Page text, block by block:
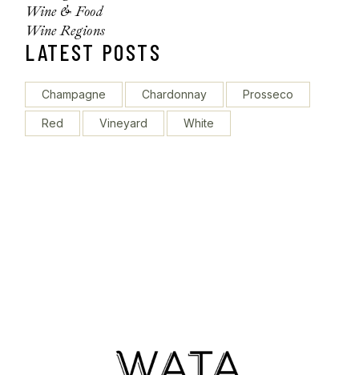
Wine & Food
Wine Regions
LATEST POSTS
Champagne Chardonnay Prosseco
Red Vineyard White